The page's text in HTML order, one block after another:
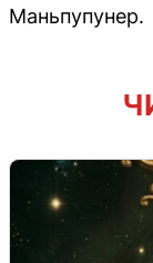
Маньпупунер.